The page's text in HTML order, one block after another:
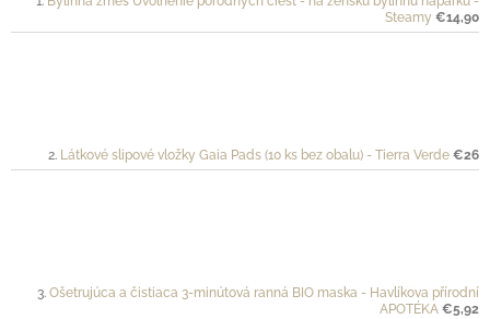
Steamy €14,90
Látkové slipové vložky Gaia Pads (10 ks bez obalu) - Tierra Verde €26
Ošetrujúca a čistiaca 3-minútová ranná BIO maska - Havlíkova přírodní
APOTÉKA €5,92